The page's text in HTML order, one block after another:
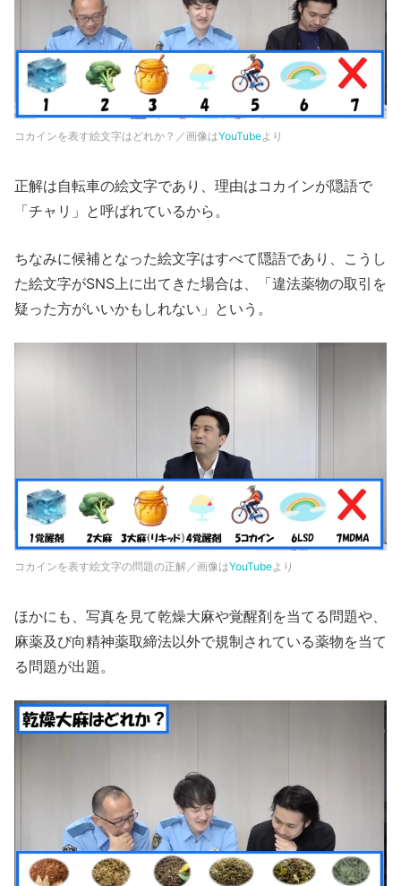
コカインを表す絵文字はどれか？／画像はYouTubeより
正解は自転車の絵文字であり、理由はコカインが隠語で
「チャリ」と呼ばれているから。
ちなみに候補となった絵文字はすべて隠語であり、こうし
た絵文字がSNS上に出てきた場合は、「違法薬物の取引を
疑った方がいいかもしれない」という。
コカインを表す絵文字の問題の正解／画像はYouTubeより
ほかにも、写真を見て乾燥大麻や覚醒剤を当てる問題や、
麻薬及び向精神薬取締法以外で規制されている薬物を当て
る問題が出題。